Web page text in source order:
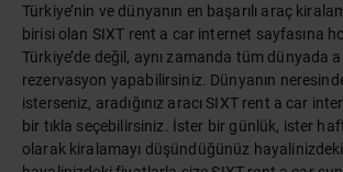
Türkiye’nin ve dünyanın en başarılı araç
birisi olan SIXT rent a car internet sayfasına
Türkiye’de değil, aynı zamanda tüm dünyada
rezervasyon yapabilirsiniz. Dünyanın
isterseniz, aradığınız aracı SIXT rent a car
bir tıkla seçebilirsiniz. İster bir günlük, ister
olarak kiralamayı düşündüğünüz